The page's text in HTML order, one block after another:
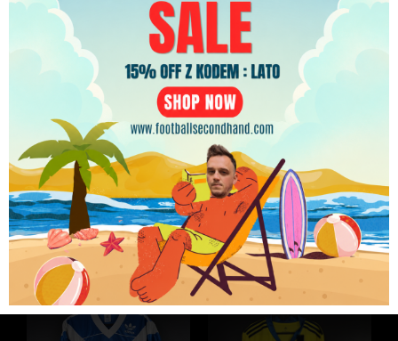
349.99 zł
Najniższa cena w ciągu ostatnich 30 dni: 349.99
Brak w magazynie
Kategorie Koszulki,Koszulki piłkarskie,Koszulki
piłkarskie klubowe,LIGA ANGIELSKA
Podobne produkty